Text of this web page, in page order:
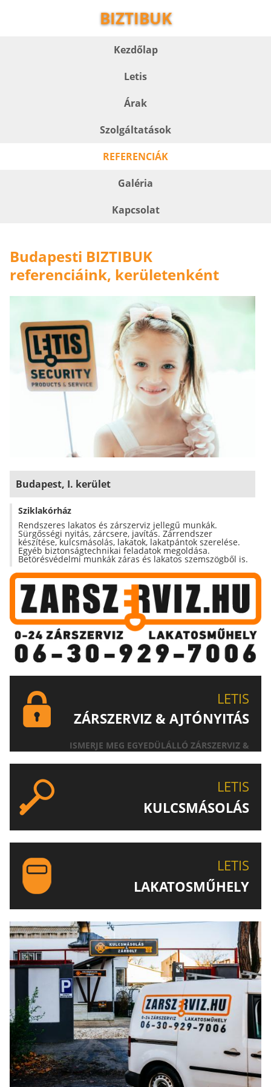
BIZTIBUK
Kezdőlap
Letis
Árak
Szolgáltatások
REFERENCIÁK
Galéria
Kapcsolat
Budapesti BIZTIBUK
referenciáink, kerületenként
Budapest, I. kerület
Sziklakórház
Rendszeres lakatos és zárszerviz jellegű munkák.
Sürgősségi nyitás, zárcsere, javítás. Zárrendszer
készítése, kulcsmásolás, lakatok, lakatpántok szerelése.
Egyéb biztonságtechnikai feladatok megoldása.
Betörésvédelmi munkák záras és lakatos szemszögből is.
LETIS
ZÁRSZERVIZ & AJTÓNYITÁS
ISMERJE MEG EGYEDÜLÁLLÓ ZÁRSZERVIZ &
LETIS
KULCSMÁSOLÁS
LETIS
LAKATOSMŰHELY
TERMÉKEIT IS!